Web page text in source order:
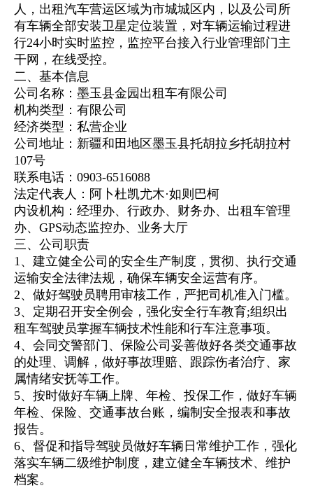
人，出租汽车营运区域为市城城区内，以及公司所
有车辆全部安装卫星定位装置，对车辆运输过程进
行24小时实时监控，监控平台接入行业管理部门主
干网，在线受控。
二、基本信息
公司名称：墨玉县金园出租车有限公司
机构类型：有限公司
经济类型：私营企业
公司地址：新疆和田地区墨玉县托胡拉乡托胡拉村
107号
联系电话：0903-6516088
法定代表人：阿卜杜凯尤木·如则巴柯
内设机构：经理办、行政办、财务办、出租车管理
办、GPS动态监控办、业务大厅
三、公司职责
1、建立健全公司的安全生产制度，贯彻、执行交通
运输安全法律法规，确保车辆安全运营有序。
2、做好驾驶员聘用审核工作，严把司机准入门槛。
3、定期召开安全例会，强化安全行车教育;组织出
租车驾驶员掌握车辆技术性能和行车注意事项。
4、会同交警部门、保险公司妥善做好各类交通事故
的处理、调解，做好事故理赔、跟踪伤者治疗、家
属情绪安抚等工作。
5、按时做好车辆上牌、年检、投保工作，做好车辆
年检、保险、交通事故台账 ，编制安全报表和事故
报告。
6、督促和指导驾驶员做好车辆日常维护工作，强化
落实车辆二级维护制度，建立健全车辆技术、维护
档案。